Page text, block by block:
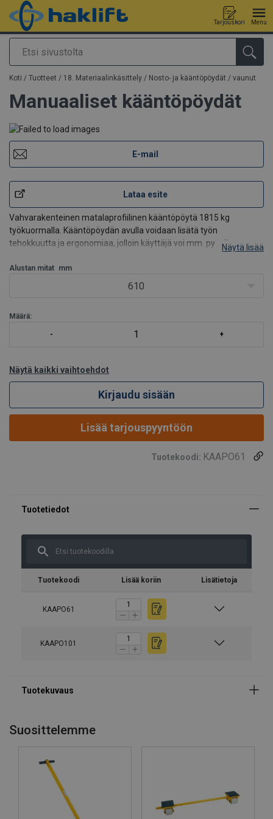
Etsi
Tarjouskori Menu
Tuote lisätty tarjouspyyntöön
Koti / Tuotteet / 18. Materiaalinkäsittely / Nosto- ja kääntöpöydät / vaunut
Manuaaliset kääntöpöydät
E-mail
Lataa esite
Vahvarakenteinen matalaprofiilinen kääntöpöytä 1815 kg
työkuormalla. Kääntöpöydän avulla voidaan lisätä työn
tehokkuutta ja ergonomiaa, jolloin käyttäjä voi mm. pysyä
kokoonpanoteollisuuteen, maalaamoihin, korjaamoihin, tu
Näytä lisää
Alustan mitat mm
610
Määrä:
Näytä kaikki vaihtoehdot
Kirjaudu sisään
Lisää tarjouspyyntöön
Tuotekoodi: KAAPO61
Tuotekoodi Lisää koriin Lisätietoja
KAAPO61
KAAPO101
Pintakäsittely:
Suosittelemme